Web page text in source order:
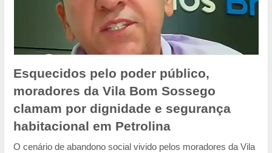
Esquecidos pelo poder público,
moradores da Vila Bom Sossego
clamam por dignidade e segurança
habitacional em Petrolina
O cenário de abandono social vivido pelos moradores da Vila